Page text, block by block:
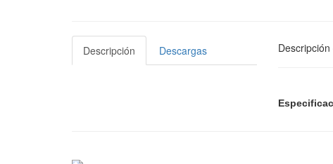
Descripción Descargas